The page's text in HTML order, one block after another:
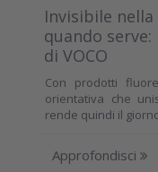
Invisibile
quando
di VOCO
Con prodotti
orientativa che
rende quindi il
Approfondisci